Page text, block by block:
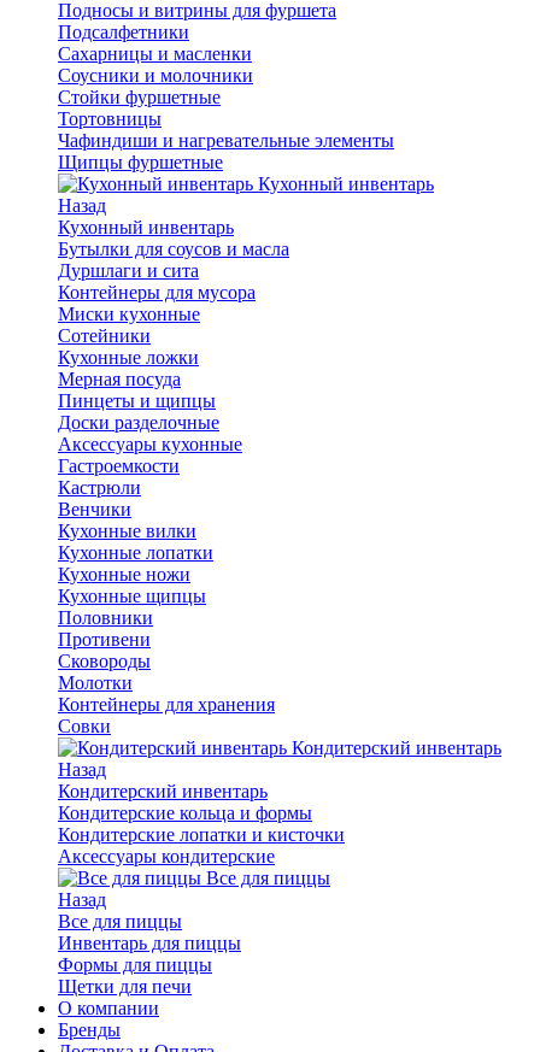
Подносы и витрины для фуршета
Подсалфетники
Сахарницы и масленки
Соусники и молочники
Стойки фуршетные
Тортовницы
Чафиндиши и нагревательные элементы
Щипцы фуршетные
Кухонный инвентарь
Назад
Кухонный инвентарь
Бутылки для соусов и масла
Дуршлаги и сита
Контейнеры для мусора
Миски кухонные
Сотейники
Кухонные ложки
Мерная посуда
Пинцеты и щипцы
Доски разделочные
Аксессуары кухонные
Гастроемкости
Кастрюли
Венчики
Кухонные вилки
Кухонные лопатки
Кухонные ножи
Кухонные щипцы
Половники
Противени
Сковороды
Молотки
Контейнеры для хранения
Совки
Кондитерский инвентарь
Назад
Кондитерский инвентарь
Кондитерские кольца и формы
Кондитерские лопатки и кисточки
Аксессуары кондитерские
Все для пиццы
Назад
Все для пиццы
Инвентарь для пиццы
Формы для пиццы
Щетки для печи
О компании
Бренды